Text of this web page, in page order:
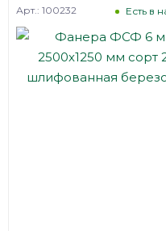
Есть в
Арт.: 100232